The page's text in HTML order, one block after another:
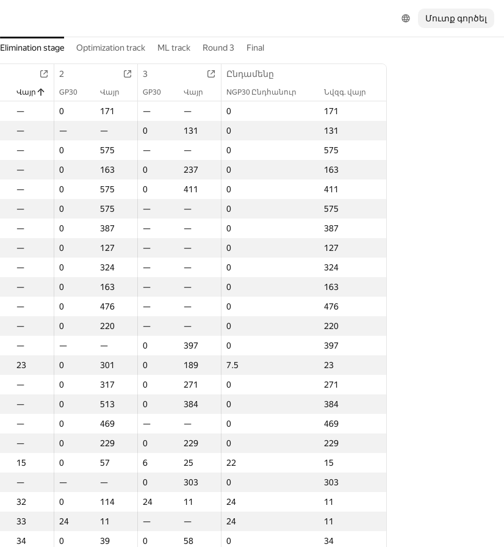
Մուտք գործել
Elimination stage Optimization track ML track Round 3 Final
2 3 Ընդամենը
Վայր GP30 Վայր GP30 Վայր NGP30 Ընդհանուր Նվզգ. վայր
— 0 171 — — 0
171
— — — 0 131 0
131
— 0 575 — — 0
575
— 0 163 0 237 0
163
— 0 575 0 411 0
411
— 0 575 — — 0
575
— 0 387 — — 0
387
— 0 127 — — 0
127
— 0 324 — — 0
324
— 0 163 — — 0
163
— 0 476 — — 0
476
— 0 220 — — 0
220
— — — 0 397 0
397
23 0 301 0 189 7.5
23
— 0 317 0 271 0
271
— 0 513 0 384 0
384
— 0 469 — — 0
469
— 0 229 0 229 0
229
15 0 57 6 25 22
15
— — — 0 303 0
303
32 0 114 24 11 24
11
33 24 11 — — 24
11
34 0 39 0 58 0
34
2 Ընդամենը
Վայր GP30 Վայր GP30 Վայր NGP30 Ընդհանուր Նվզգ. վայր